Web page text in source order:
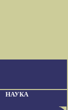
НАУКА